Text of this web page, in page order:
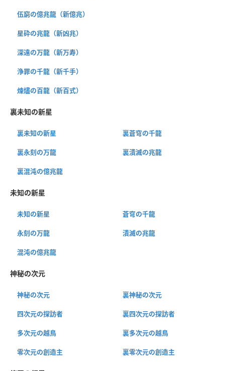
伍窮の億兆龍（新億兆）
星砕の兆龍（新凶兆）
深遠の万龍（新万寿）
浄罪の千龍（新千手）
煉燼の百龍（新百式）
裏未知の新星
裏未知の新星 裏蒼穹の千龍
裏永刻の万龍 裏潰滅の兆龍
裏混沌の億兆龍
未知の新星
未知の新星 蒼穹の千龍
永刻の万龍 潰滅の兆龍
混沌の億兆龍
神秘の次元
神秘の次元 裏神秘の次元
四次元の探訪者 裏四次元の探訪者
多次元の越鳥 裏多次元の越鳥
零次元の創造主 裏零次元の創造主